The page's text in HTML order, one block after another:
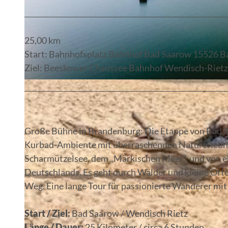
© Christoph Creutzburg
25,00 km
Start: Bahnhofsplatz Bahnhof Bad Saarow 15526
Ziel: Beeskower Chaussee Bahnhof Wendisch-
Große Bühne in Brandenburg: Die Etappe von
Kurbad-Ambiente mit überraschenden
Scharmützelsee, dem „Märkischen Meer“, und
Deutschlands. Es geht durch Wälder und kleine
Weg. Eine lange Tour für passionierte Wanderer
Start / Ziel:Bad Saarow / Wendisch Rietz